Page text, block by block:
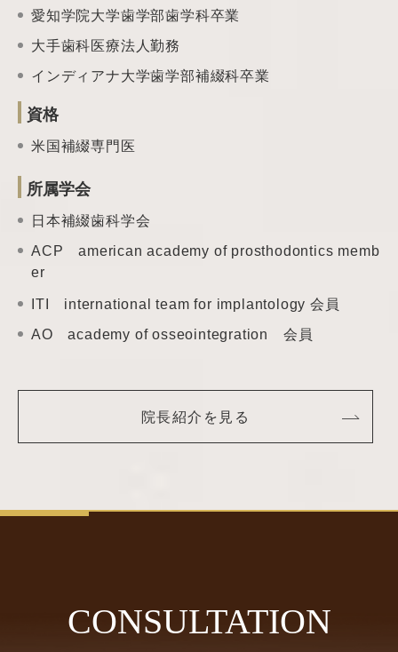
愛知学院大学歯学部歯学科卒業
大手歯科医療法人勤務
インディアナ大学歯学部補綴科卒業
資格
米国補綴専門医
所属学会
日本補綴歯科学会
ACP american academy of prosthodontics memb
er
ITI international teamfor implantology 会員
AO academy ofosseointegration 会員
院長紹介を見る
CONSULTATION